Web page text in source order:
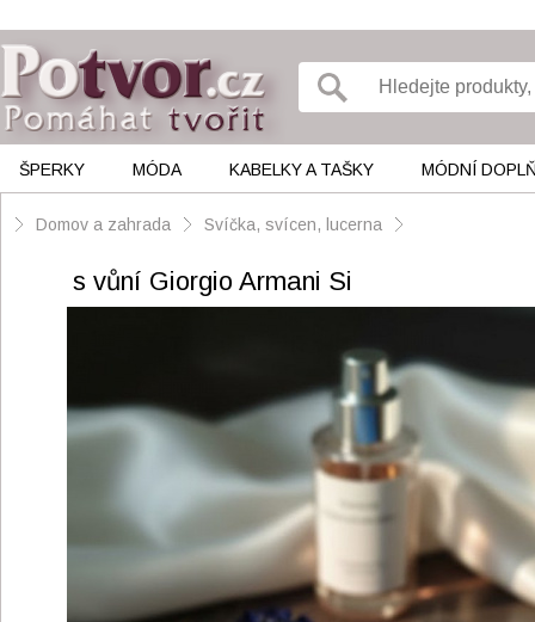
ŠPERKY MÓDA KABELKY A TAŠKY MÓDNÍ
Domov a zahrada Svíčka, svícen, lucerna
s vůní Giorgio Armani Si